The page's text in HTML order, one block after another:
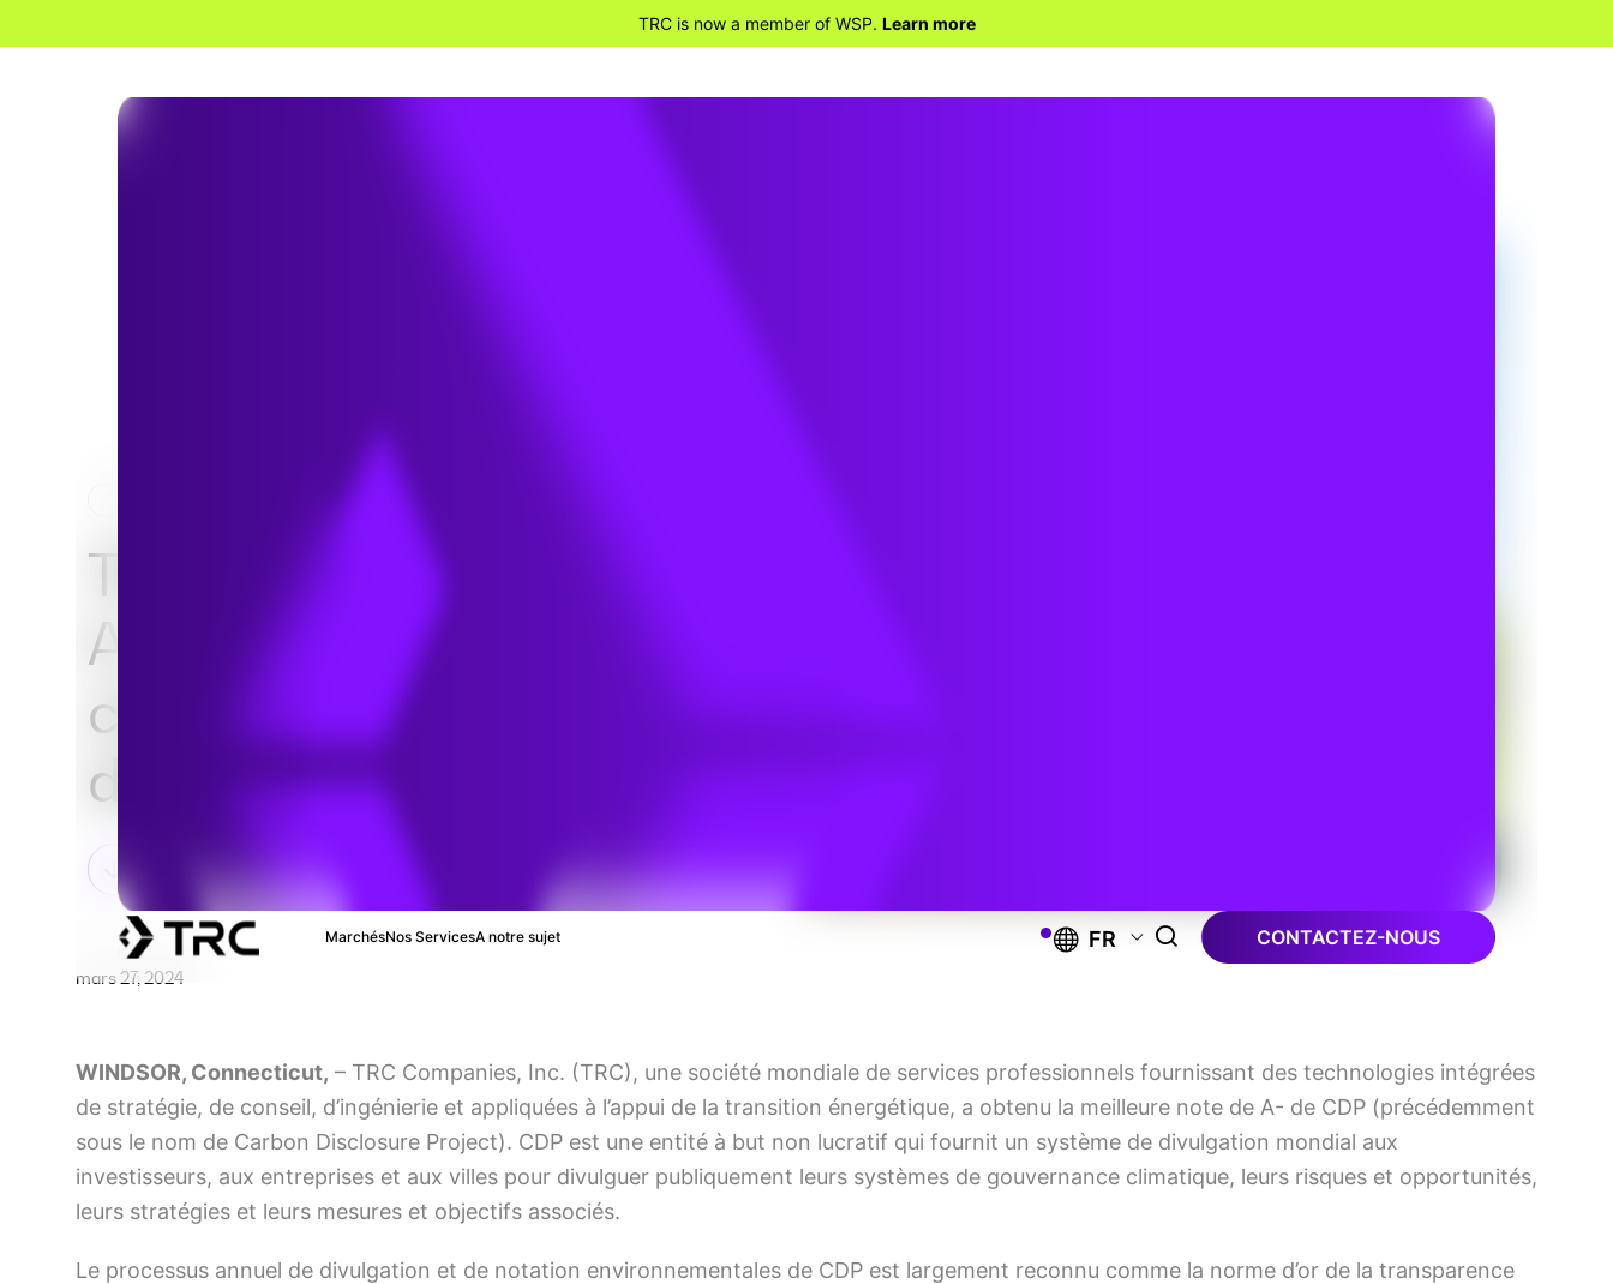
TRC is now a member of WSP. Learn more
MarchésNos ServicesA notre sujet FR CONTACTEZ-NOUS
TRC obtient une note de
A- pour la divulgation du
climat et l’engagement
des fournisseurs de CDP
mars 27, 2024
WINDSOR, Connecticut, – TRC Companies, Inc. (TRC), une société mondiale de services professionnels fournissant des technologies intégrées
de stratégie, de conseil, d’ingénierie et appliquées à l’appui de la transition énergétique, a obtenu la meilleure note de A- de CDP (précédemment
sous le nom de Carbon Disclosure Project). CDP est une entité à but non lucratif qui fournit un système de divulgation mondial aux
investisseurs, aux entreprises et aux villes pour divulguer publiquement leurs systèmes de gouvernance climatique, leurs risques et opportunités,
leurs stratégies et leurs mesures et objectifs associés.
Le processus annuel de divulgation et de notation environnementales de CDP est largement reconnu comme la norme d’or de la transparence